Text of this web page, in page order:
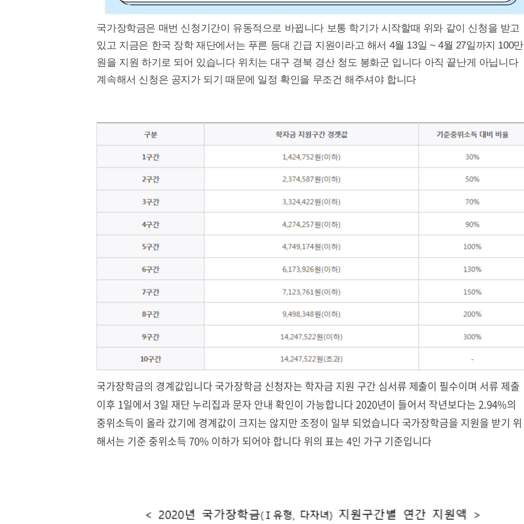
국가장학금은 매번 신청기간이 유동적으로 바뀝니다 보통 학기가 시작할때 위와 같이 신청을 받고
있고 지금은 한국 장학 재단에서는 푸른 등대 긴급 지원이라고 해서 4월 13일 ~ 4월 27일까지 100만
원을 지원 하기로 되어 있습니다 위치는 대구 경북 경산 청도 봉화군 입니다 아직 끝난게 아닙니다
계속해서 신청은 공지가 되기 때문에 일정 확인을 무조건 해주셔야 합니다
국가장학금의 경계값입니다 국가장학금 신청자는 학자금 지원 구간 심서류 제출이 필수이며 서류 제출
이후 1일에서 3일 재단 누리집과 문자 안내 확인이 가능합니다 2020년이 들어서 작년보다는 2.94%의
중위소득이 올라 갔기에 경계값이 크지는 않지만 조정이 일부 되었습니다 국가장학금을 지원을 받기 위
해서는 기준 중위소득 70% 이하가 되어야 합니다 위의 표는 4인 가구 기준입니다